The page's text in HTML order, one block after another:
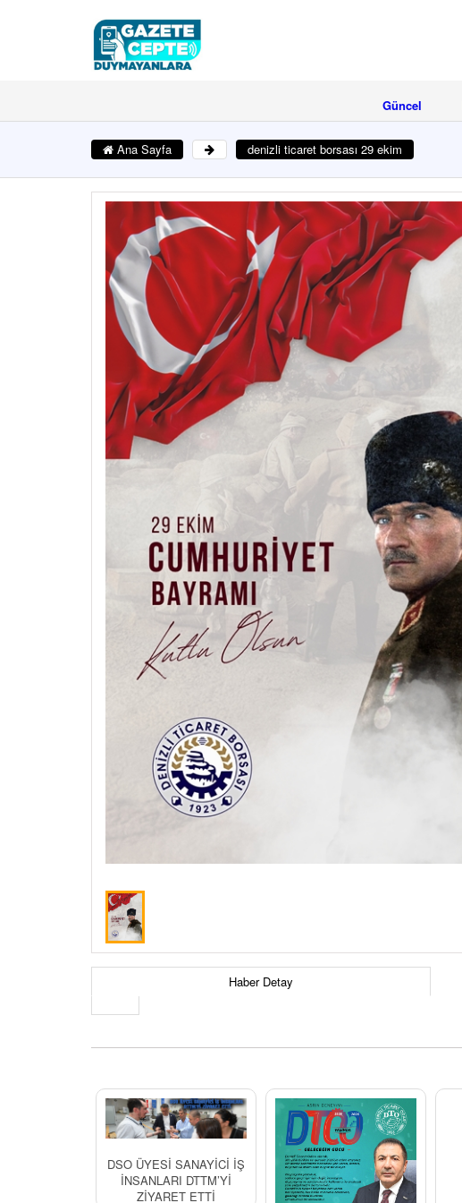
Güncel
Ana Sayfa denizli ticaret borsası 29 ekim
Haber Detay
DSO ÜYESİ SANAYİCİ İŞ
İNSANLARI DTTM’Yİ
ZİYARET ETTİ